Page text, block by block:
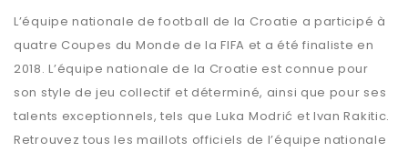
L’équipe nationale de football de la Croatie a participé à
quatre Coupes du Monde de la FIFA et a été finaliste en
2018. L’équipe nationale de la Croatie est connue pour
son style de jeu collectif et déterminé, ainsi que pour ses
talents exceptionnels, tels que Luka Modrić et Ivan Rakitic.
Retrouvez tous les maillots officiels de l’équipe nationale